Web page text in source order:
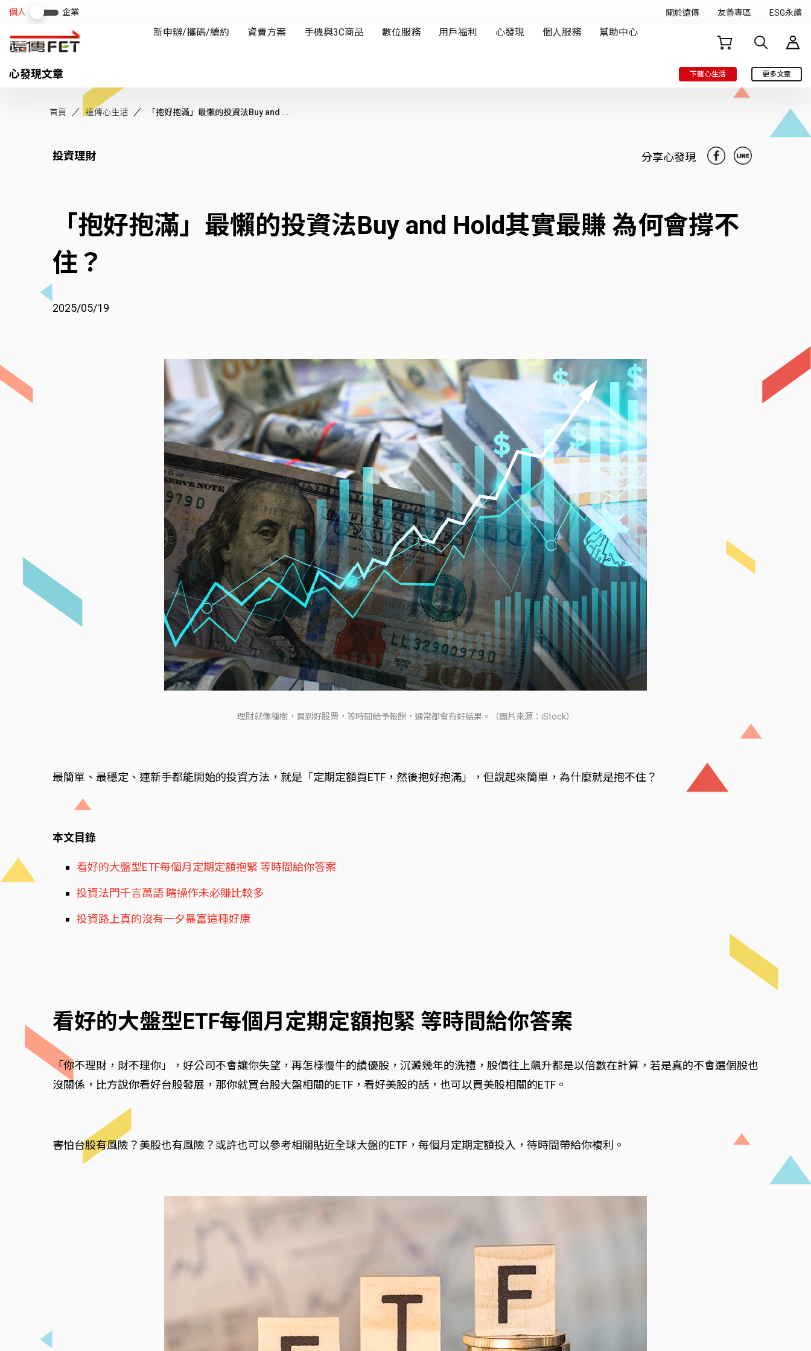
心發現文章 下載心生活 更多文章
首頁 遠傳心生活 「抱好抱滿」最懶的投資法Buy and ...
投資理財 分享心發現
「抱好抱滿」最懶的投資法Buy and Hold其實最賺 為何會撐不
住？
2025/05/19
理財就像種樹，買到好股票，等時間給予報酬，通常都會有好結果。（圖片來源：iStock）
最簡單、最穩定、連新手都能開始的投資方法，就是「定期定額買ETF，然後抱好抱滿」，但說起來簡單，為什麼就是抱不住？
本文目錄
看好的大盤型ETF每個月定期定額抱緊 等時間給你答案
投資法門千言萬語 瞎操作未必賺比較多
投資路上真的沒有一夕暴富這種好康
看好的大盤型ETF每個月定期定額抱緊 等時間給你答案
「你不理財，財不理你」，好公司不會讓你失望，再怎樣慢牛的績優股，沉澱幾年的洗禮，股價往上飆升都是以倍數在計算，若是真的不會選個股也
沒關係，比方說你看好台股發展，那你就買台股大盤相關的ETF，看好美股的話，也可以買美股相關的ETF。
害怕台股有風險？美股也有風險？或許也可以參考相關貼近全球大盤的ETF，每個月定期定額投入，待時間帶給你複利。